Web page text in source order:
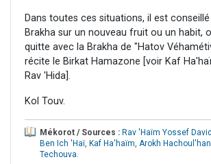
Dans toutes ces situations, il est
Brakha sur un nouveau fruit ou un habit,
quitte avec la Brakha de "Hatov
récite le Birkat Hamazone [voir Kaf
Rav 'Hida].
Kol Touv.
Mékorot / Sources : Rav 'Haïm Yossef
Ben Ich 'Haï, Kaf Ha'haïm, Arokh Hachoul'han
Techouva.